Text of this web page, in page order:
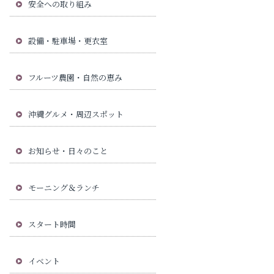
安全への取り組み
設備・駐車場・更衣室
フルーツ農園・自然の恵み
沖縄グルメ・周辺スポット
お知らせ・日々のこと
モーニング＆ランチ
スタート時間
イベント